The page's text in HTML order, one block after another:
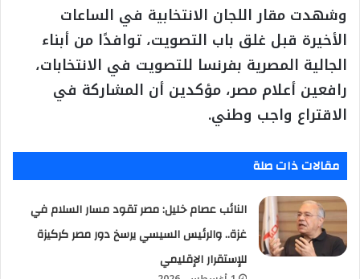
وشهدت مقار اللجان الانتخابية في الساعات
الأخيرة قبل غلق باب التصويت، توافدًا من أبناء
الجالية المصرية بفرنسا للتصويت في الانتخابات،
رافعين أعلام مصر، مؤكدين أن المشاركة في
الاقتراع واجب وطني.
مقالات ذات صلة
النائب عصام خليل: مصر تقود مسار السلام في
غزة.. والرئيس السيسي يرسخ دور مصر كركيزة
للإستقرار الإقليمي